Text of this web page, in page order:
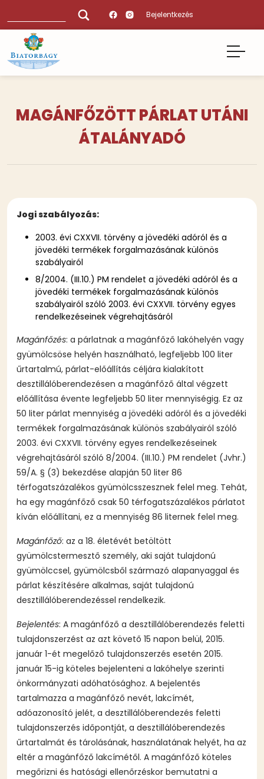
tartalomra
Bejelentkezés
MAGÁNFŐZÖTT PÁRLAT UTÁNI
ÁTALÁNYADÓ
Jogi szabályozás:
2003. évi CXXVII. törvény a jövedéki adóról és a
jövedéki termékek forgalmazásának különös
szabályairól
8/2004. (III.10.) PM rendelet a jövedéki adóról és a
jövedéki termékek forgalmazásának különös
szabályairól szóló 2003. évi CXXVII. törvény egyes
rendelkezéseinek végrehajtásáról
Magánfőzés: a párlatnak a magánfőző lakóhelyén vagy
gyümölcsöse helyén használható, legfeljebb 100 liter
űrtartalmú, párlat-előállítás céljára kialakított
desztillálóberendezésen a magánfőző által végzett
előállítása évente legfeljebb 50 liter mennyiségig. Ez az
50 liter párlat mennyiség a jövedéki adóról és a jövedéki
termékek forgalmazásának különös szabályairól szóló
2003. évi CXXVII. törvény egyes rendelkezéseinek
végrehajtásáról szóló 8/2004. (III.10.) PM rendelet (Jvhr.)
59/A. § (3) bekezdése alapján 50 liter 86
térfogatszázalékos gyümölcsszesznek felel meg. Tehát,
ha egy magánfőző csak 50 térfogatszázalékos párlatot
kíván előállítani, ez a mennyiség 86 liternek felel meg.
Magánfőző: az a 18. életévét betöltött
gyümölcstermesztő személy, aki saját tulajdonú
gyümölccsel, gyümölcsből származó alapanyaggal és
párlat készítésére alkalmas, saját tulajdonú
desztillálóberendezéssel rendelkezik.
Bejelentés: A magánfőző a desztillálóberendezés feletti
tulajdonszerzést az azt követő 15 napon belül, 2015.
január 1-ét megelőző tulajdonszerzés esetén 2015.
január 15-ig köteles bejelenteni a lakóhelye szerinti
önkormányzati adóhatósághoz. A bejelentés
tartalmazza a magánfőző nevét, lakcímét,
adóazonosító jelét, a desztillálóberendezés feletti
tulajdonszerzés időpontját, a desztillálóberendezés
űrtartalmát és tárolásának, használatának helyét, ha az
eltér a magánfőző lakcímétől. A magánfőző köteles
megőrizni és hatósági ellenőrzéskor bemutatni a